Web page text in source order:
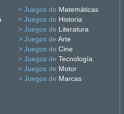
> Juegos de Matemáticas
> Juegos de Historia
> Juegos de Literatura
> Juegos de Arte
> Juegos de Cine
> Juegos de Tecnología
> Juegos de Motor
> Juegos de Marcas